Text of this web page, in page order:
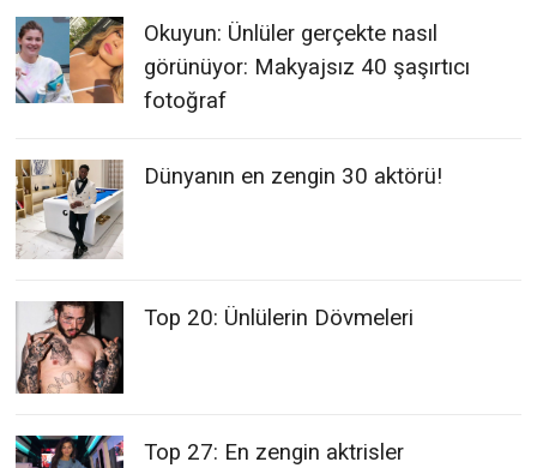
Okuyun: Ünlüler gerçekte nasıl
görünüyor: Makyajsız 40 şaşırtıcı
fotoğraf
Dünyanın en zengin 30 aktörü!
Top 20: Ünlülerin Dövmeleri
Top 27: En zengin aktrisler